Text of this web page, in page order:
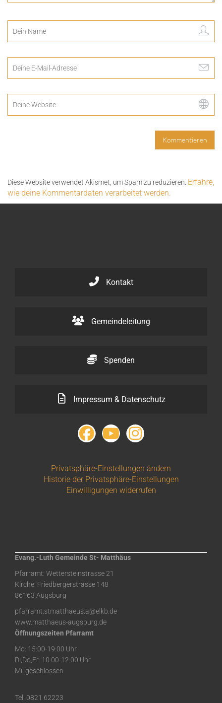
Diese Website verwendet Akismet, um Spam zu reduzieren. Erfahre,
wie deine Kommentardaten verarbeitet werden.
Kontakt
Gemeindeleitung
Spenden
Impressum & Datenschutz
Privatsphäre-Einstellungen ändern
Historie der Privatsphäre-Einstellungen
Einwilligungen widerrufen
Evang.-Luth Gemeinde St- Matthäus
Pfarramt: Wettersteinstrasse 21
Kirche: Friedbergerstrasse 148
86163 Augsburg
pfarramt.stmatthaeus.a@elkb.de
www.matthaeus-augsburg.de
Öffnungszeiten Pfarramt
Mo: 15:00-19:00 Uhr
Di,Do,Fr: 10:00-12:00 Uhr
Mi: geschlossen
Tel: 0821 62223